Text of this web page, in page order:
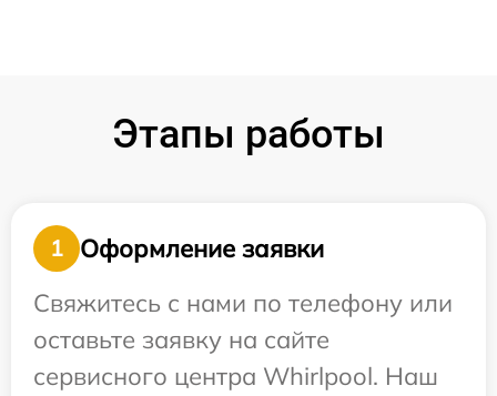
Этапы работы
1
Оформление заявки
Свяжитесь с нами по телефону или
оставьте заявку на сайте
сервисного центра Whirlpool. Наш